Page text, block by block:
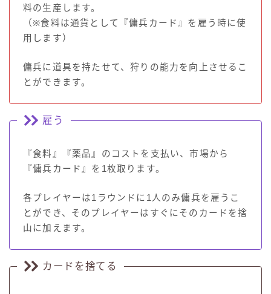
料の生産します。
（※食料は通貨として『傭兵カード』を雇う時に使
用します）
傭兵に道具を持たせて、狩りの能力を向上させるこ
とができます。
雇う
『食料』『薬品』のコストを支払い、市場から
『傭兵カード』を1枚取ります。
各プレイヤーは1ラウンドに1人のみ傭兵を雇うこ
とができ、そのプレイヤーはすぐにそのカードを捨
山に加えます。
カードを捨てる